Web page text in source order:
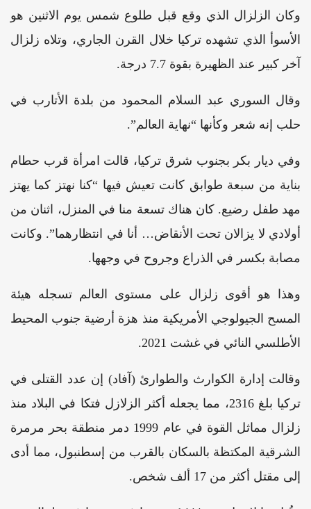
وكان الزلزال الذي وقع قبل طلوع شمس يوم الاثنين هو
الأسوأ الذي تشهده تركيا خلال القرن الجاري، وتلاه زلزال
آخر كبير عند الظهيرة بقوة 7.7 درجة.
وقال السوري عبد السلام المحمود من بلدة الأتارب في
حلب إنه شعر وكأنها “نهاية العالم”.
وفي ديار بكر بجنوب شرق تركيا، قالت امرأة قرب حطام
بناية من سبعة طوابق كانت تعيش فيها “كنا نهتز كما يهتز
مهد طفل رضيع. كان هناك تسعة منا في المنزل، اثنان من
أولادي لا يزالان تحت الأنقاض… أنا في انتظارهما”. وكانت
مصابة بكسر في الذراع وجروح في وجهها.
وهذا هو أقوى زلزال على مستوى العالم تسجله هيئة
المسح الجيولوجي الأمريكية منذ هزة أرضية جنوب المحيط
الأطلسي النائي في غشت 2021.
وقالت إدارة الكوارث والطوارئ (آفاد) إن عدد القتلى في
تركيا بلغ 2316، مما يجعله أكثر الزلازل فتكا في البلاد منذ
زلزال مماثل القوة في عام 1999 دمر منطقة بحر مرمرة
الشرقية المكتظة بالسكان بالقرب من إسطنبول، مما أدى
إلى مقتل أكثر من 17 ألف شخص.